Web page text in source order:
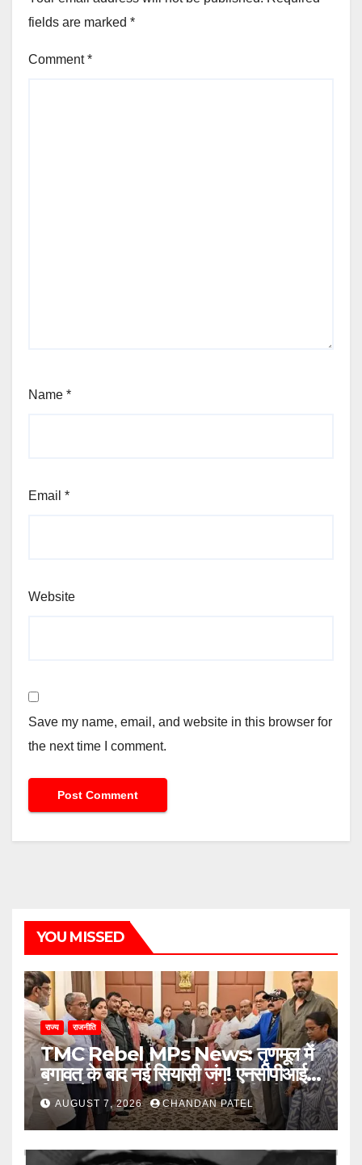
fields are marked *
Comment*
Name *
Email *
Website
Save my name, email, and website in this browser for
the next time I comment.
YOU MISSED
राज्य राजनीति
TMC Rebel MPs News: तृणमूल में
बगावत के बाद नई सियासी जंग! एनसीपीआई में
विलय के बावजूद बागी सांसदों में बढ़ी खींचतान,
भाजपा को लेकर भी दो राय
AUGUST 7, 2026 CHANDAN PATEL